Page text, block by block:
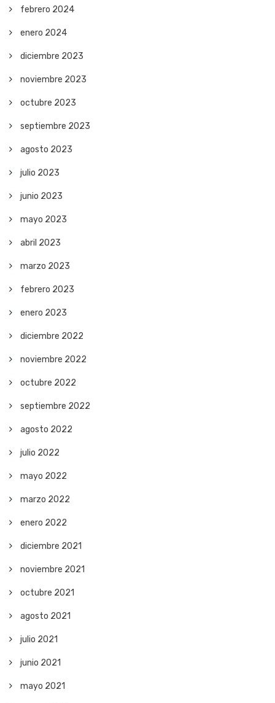
febrero 2024
enero 2024
diciembre 2023
noviembre 2023
octubre 2023
septiembre 2023
agosto 2023
julio 2023
junio 2023
mayo 2023
abril 2023
marzo 2023
febrero 2023
enero 2023
diciembre 2022
noviembre 2022
octubre 2022
septiembre 2022
agosto 2022
julio 2022
mayo 2022
marzo 2022
enero 2022
diciembre 2021
noviembre 2021
octubre 2021
agosto 2021
julio 2021
junio 2021
mayo 2021